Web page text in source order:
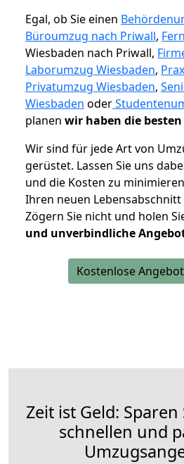
Egal, ob Sie einen
Büroumzug nach Priwall,
Wiesbaden nach Priwall,
Laborumzug Wiesbaden,
Privatumzug Wiesbaden,
Wiesbaden oder
planen wir haben die
Wir sind für jede Art von
gerüstet. Lassen Sie uns
und die Kosten zu
Ihren neuen
Zögern Sie nicht und holen
und unverbindliche
Kostenlose
Zeit ist Geld:
schnellen und